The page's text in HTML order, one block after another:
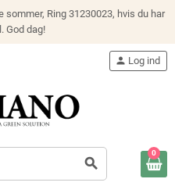
sommer, Ring 31230023, hvis du har
God dag!
search
person Log ind
0